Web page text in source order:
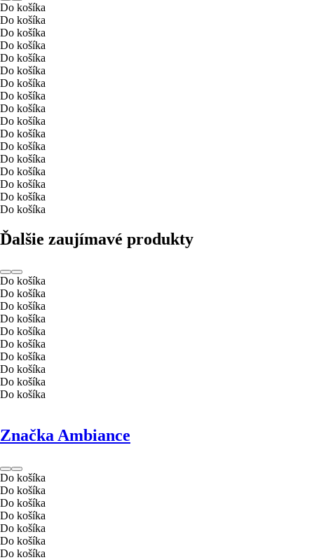
Do košíka
Do košíka
Do košíka
Do košíka
Do košíka
Do košíka
Do košíka
Do košíka
Do košíka
Do košíka
Do košíka
Do košíka
Do košíka
Do košíka
Do košíka
Do košíka
Do košíka
Ďalšie zaujímavé produkty
Do košíka
Do košíka
Do košíka
Do košíka
Do košíka
Do košíka
Do košíka
Do košíka
Do košíka
Do košíka
Značka Ambiance
Do košíka
Do košíka
Do košíka
Do košíka
Do košíka
Do košíka
Do košíka